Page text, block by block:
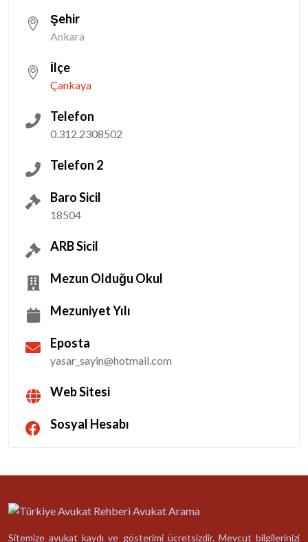
Şehir
Ankara
İlçe
Çankaya
Telefon
0.312.2308502
Telefon 2
Baro Sicil
18504
ARB Sicil
Mezun Olduğu Okul
Mezuniyet Yılı
Eposta
yasar_sayin@hotmail.com
Web Sitesi
Sosyal Hesabı
Sitemize avukat kaydı ve gösterimi ücretsizdir. Mevcut bilgilerinizi